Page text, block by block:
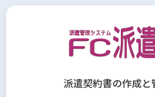
派遣契約書の作成